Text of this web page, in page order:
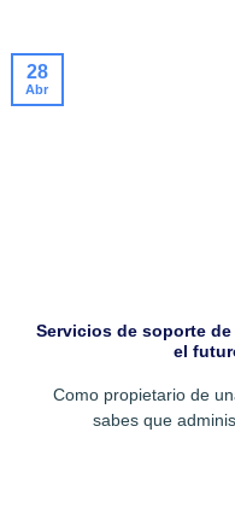
Servicios de soporte
el
Como propietario de
sabes que
28
Abr